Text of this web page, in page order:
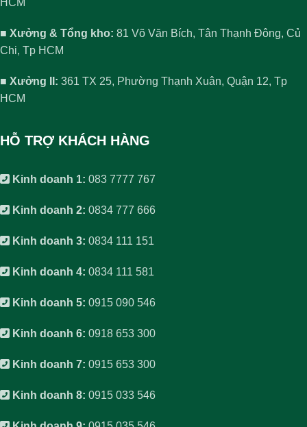
HCM
■ Xưởng & Tổng kho: 81 Võ Văn Bích, Tân Thạnh Đông, Củ
Chi, Tp HCM
■ Xưởng II: 361 TX 25, Phường Thạnh Xuân, Quận 12, Tp
HCM
HỖ TRỢ KHÁCH HÀNG
Kinh doanh 1: 083 7777 767
Kinh doanh 2: 0834 777 666
Kinh doanh 3: 0834 111 151
Kinh doanh 4: 0834 111 581
Kinh doanh 5: 0915 090 546
Kinh doanh 6: 0918 653 300
Kinh doanh 7: 0915 653 300
Kinh doanh 8: 0915 033 546